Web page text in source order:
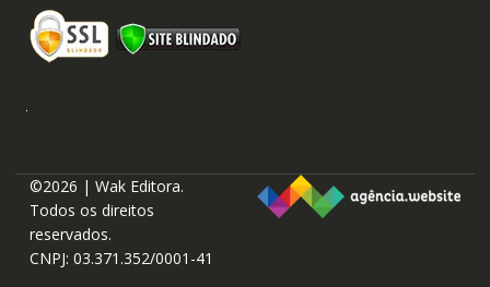
©2026 | Wak Editora.
Todos os direitos
reservados.
CNPJ: 03.371.352/0001-41